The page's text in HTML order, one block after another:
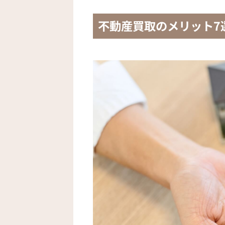
不動産買取のメリット7